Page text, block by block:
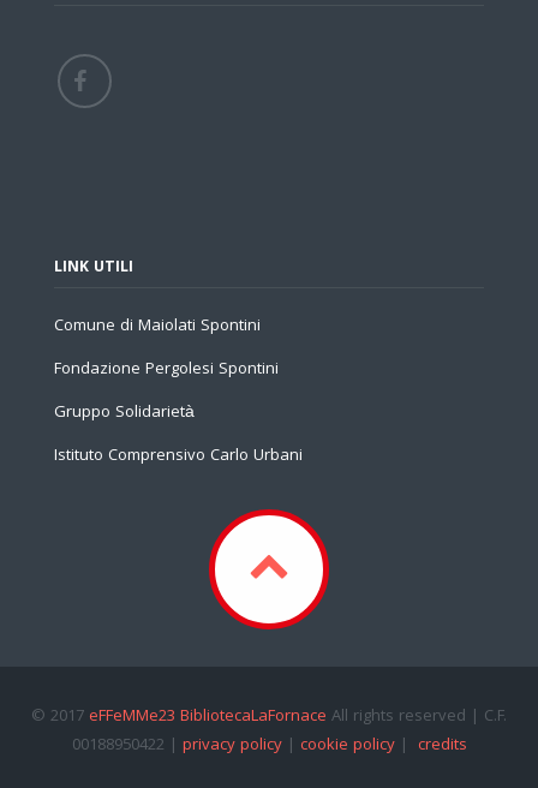
LINK UTILI
Comune di Maiolati Spontini
Fondazione Pergolesi Spontini
Gruppo Solidarietà
Istituto Comprensivo Carlo Urbani
© 2017 eFFeMMe23 BibliotecaLaFornace All rights reserved | C.F.
00188950422 | privacy policy| cookie policy| credits